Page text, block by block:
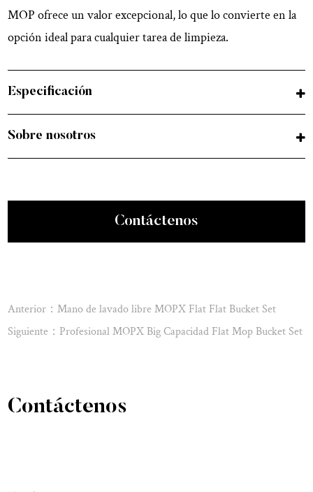
MOP ofrece un valor excepcional, lo que lo convierte en la
opción ideal para cualquier tarea de limpieza.
Especificación
Sobre nosotros
Contáctenos
Anterior：Mano de lavado libre MOPX Flat Flat Bucket Set
Siguiente：Profesional MOPX Big Capacidad Flat Mop Bucket Set
Contáctenos